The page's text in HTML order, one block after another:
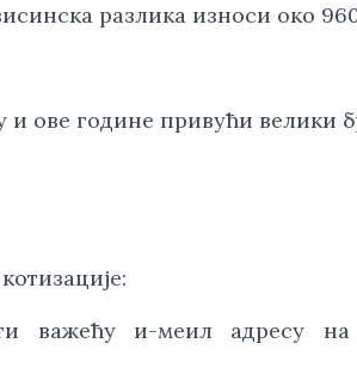
разлика износи око
и ове године привући велики
важећу и-меил адресу